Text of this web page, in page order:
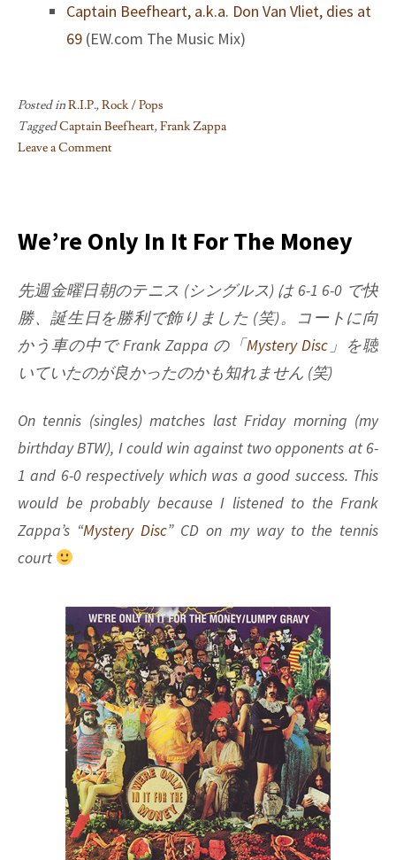
Captain Beefheart, a.k.a. Don Van Vliet, dies at
69 (EW.com The Music Mix)
Posted inR.I.P.,Rock / Pops
TaggedCaptain Beefheart,Frank Zappa
Leave a Comment
Beefheart
We’re Only In It For The Money
先週金曜日朝のテニス (シングルス) は 6-1 6-0 で快
勝、誕生日を勝利で飾りました (笑)。コートに向
かう車の中でFrank Zappa の「Mystery Disc 」を聴
いていたのが良かったのかも知れません (笑)
On tennis (singles) matches last Friday morning (my
birthday BTW), I could win against two opponents at 6-
1 and 6-0 respectively which was a good success. This
would be probably because I listened to the Frank
Zappa’s “Mystery Disc” CD on my way to the tennis
court